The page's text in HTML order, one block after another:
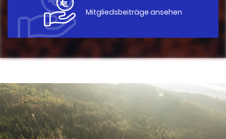
Mitgliedsbeiträge ansehen